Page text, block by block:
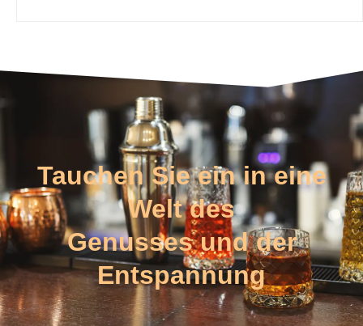
Tauchen Sie ein in eine
Welt des
Genusses und der
Entspannung